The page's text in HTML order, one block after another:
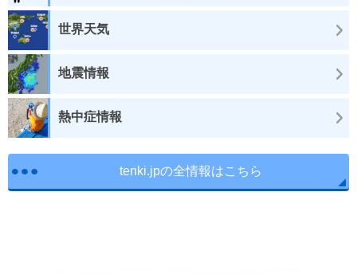
世界天気
地震情報
熱中症情報
tenki.jpの全情報はこちら